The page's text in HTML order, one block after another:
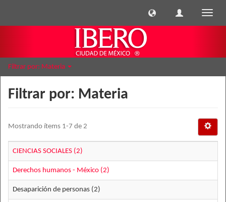
Filtrar por: Materia
Filtrar por: Materia
Mostrando ítems 1-7 de 2
CIENCIAS SOCIALES (2)
Derechos humanos - México (2)
Desaparición de personas (2)